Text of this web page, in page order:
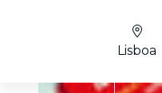
Lisboa